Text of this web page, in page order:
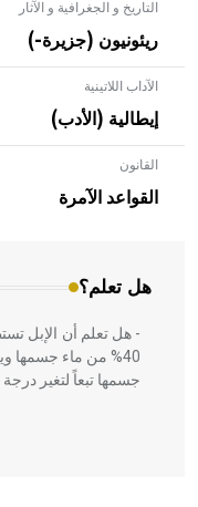
التاريخ و الجغرافية و الآثار
ريئونيون (جزيرة-)
الآداب اللاتينية
إيطالية (الأدب)
القانون
القواعد الآمرة
هل تعلم؟
- هل تعلم أن الأبلق
بالعمارة
المعمار على بناء
- هل تعلم أن الإبل
40% من ماء جسمها
جسمها تبعاً لتغير